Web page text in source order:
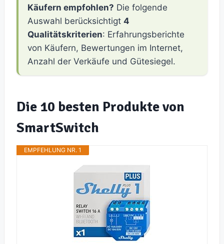
Käufern empfohlen? Die folgende
Auswahl berücksichtigt 4
Qualitätskriterien: Erfahrungsberichte
von Käufern, Bewertungen im Internet,
Anzahl der Verkäufe und Gütesiegel.
Die 10 besten Produkte von
SmartSwitch
EMPFEHLUNG NR. 1